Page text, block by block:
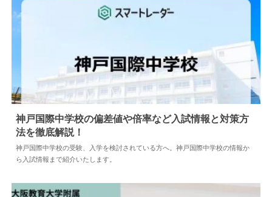
中学情報 2024.04.02
神戸国際中学校の偏差値や倍率など入試情報と対策方
法を徹底解説！
神戸国際中学校の受験、入学を検討されている方へ。神戸国際中学校の情報か
ら入試情報まで紹介いたします。